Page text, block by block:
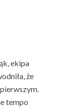
ekipa
że
tempo